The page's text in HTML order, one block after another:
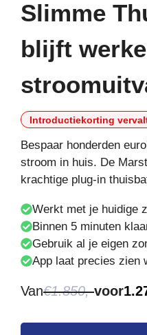
Slimme
blijft
Introductiekorting
Bespaar honderden
stroom in huis. De
krachtige plug-in
Werkt met je huidige
Binnen 5 minuten
Gebruik al je eigen
App laat precies zien
Van€1.850,-voor